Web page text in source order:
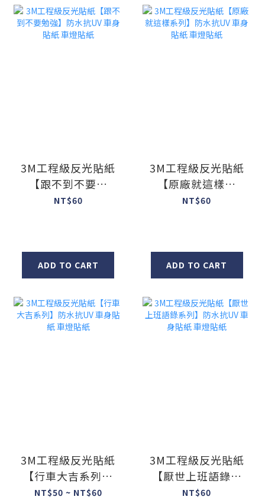
3M工程級反光貼紙
【跟不到不要勉
強】防水抗UV 車身
NT$60
ADD TO CART
3M工程級反光貼紙
【原廠就這樣系
列】防水抗UV 車身
NT$60
ADD TO CART
3M工程級反光貼紙
【行車大吉系列】
防水抗UV 車身貼紙
NT$50 ~ NT$60
3M工程級反光貼紙
【厭世上班語錄系
列】防水抗UV 車身
NT$60